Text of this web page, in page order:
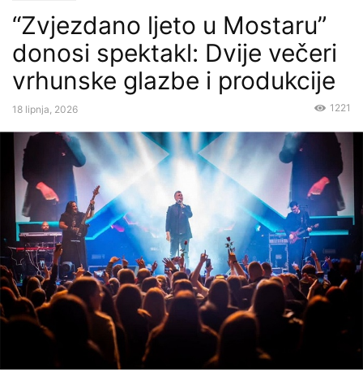
“Zvjezdano ljeto u Mostaru”
donosi spektakl: Dvije večeri
vrhunske glazbe i produkcije
18 lipnja, 2026 1221